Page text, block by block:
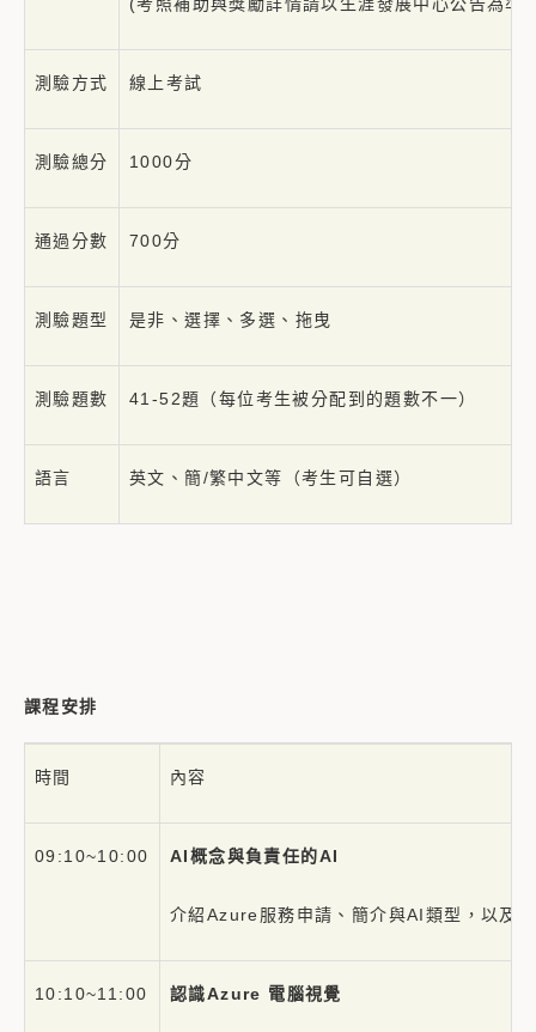
測驗方式 線上考試
測驗總分 1000分
通過分數 700分
測驗題型 是非、選擇、多選、拖曳
測驗題數 41-52題（每位考生被分配到的題數不一）
語言 英文、簡/繁中文等（考生可自選）
課程安排
時間 內容
09:10~10:00 AI概念與負責任的AI
介紹Azure服務申請、簡介與AI類型，以及
10:10~11:00 認識Azure 電腦視覺